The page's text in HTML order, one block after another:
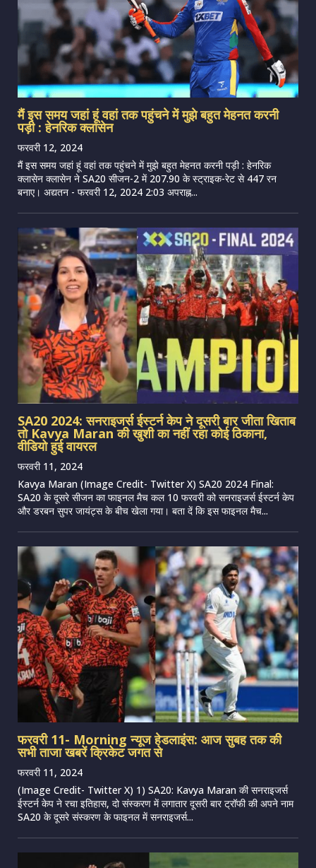
मैं इस समय जहां हूं वहां तक ​​पहुंचने में मुझे बहुत मेहनत करनी
पड़ी : हेनरिक क्लासेन
फरवरी 12, 2024
मैं इस समय जहां हूं वहां तक ​​पहुंचने में मुझे बहुत मेहनत करनी पड़ी : हेनरिक
क्लासेन क्लासेन ने SA20 सीजन-2 में 207.90 के स्ट्राइक-रेट से 447 रन
बनाए। अद्यतन - फरवरी 12, 2024 2:03 अपराह्न...
SA20 2024: सनराइजर्स ईस्टर्न केप ने दूसरी बार जीता खिताब
तो Kavya Maran की खुशी का नहीं रहा कोई ठिकाना,
वीडियो हुई वायरल
फरवरी 11, 2024
Kavya Maran (Image Credit- Twitter X) SA20 2024 Final:
SA20 के दूसरे सीजन का फाइनल मैच कल 10 फरवरी को सनराइजर्स ईस्टर्न केप
और डरबन सुपर जायंट्स के बीच खेला गया। बता दें कि इस फाइनल मैच...
फरवरी 11- Morning न्यूज हेडलाइंस: आज सुबह तक की
सभी ताजा खबरें क्रिकेट जगत से
फरवरी 11, 2024
(Image Credit- Twitter X) 1) SA20: Kavya Maran की सनराइजर्स
ईस्टर्न केप ने रचा इतिहास, दो संस्करण में लगातार दूसरी बार ट्रॉफी की अपने नाम
SA20 के दूसरे संस्करण के फाइनल में सनराइजर्स...